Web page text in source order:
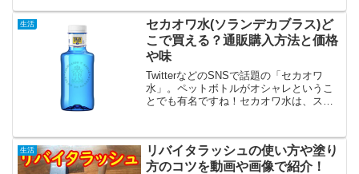
ラ症は人から人へ感染するの...
生活
セカオワ水(ソランデカブラス)ど
こで買える？通販購入方法と価格
や味
TwitterなどのSNSで話題の「セカオワ
水」。ペットボトルがオシャレというこ
とでも有名ですね！セカオワ水は、スペ
のことです。セカオワ水と呼ばれるよう
になっ...
生活
リバイタラッシュの使い方や塗り
方のコツを動画や画像で紹介！